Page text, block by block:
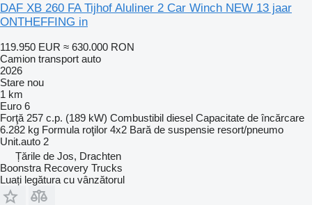
DAF XB 260 FA Tijhof Aluliner 2 Car Winch NEW 13 jaar
ONTHEFFING in
119.950 EUR ≈ 630.000 RON
Camion transport auto
2026
Stare nou
1 km
Euro 6
Forţă 257 c.p. (189 kW) Combustibil diesel Capacitate de încărcare
6.282 kg Formula roţilor 4x2 Bară de suspensie resort/pneumo
Unit.auto 2
Țările de Jos, Drachten
Boonstra Recovery Trucks
Luați legătura cu vânzătorul